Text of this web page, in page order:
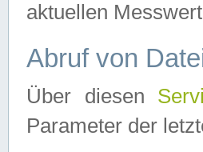
aktuellen
Abruf von
Über diesen
Parameter der